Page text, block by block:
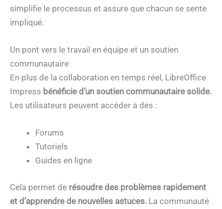
simplifie le processus et assure que chacun se sente
impliqué.
Un pont vers le travail en équipe et un soutien
communautaire
En plus de la collaboration en temps réel, LibreOffice
Impress bénéficie d’un soutien communautaire solide.
Les utilisateurs peuvent accéder à des :
Forums
Tutoriels
Guides en ligne
Cela permet de résoudre des problèmes rapidement
et d’apprendre de nouvelles astuces. La communauté